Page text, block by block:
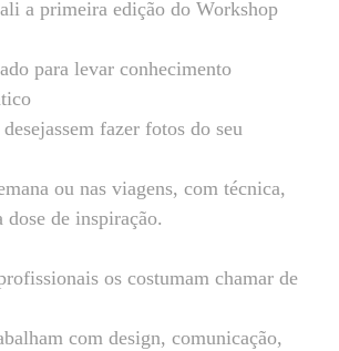
a primeira edição do Workshop
para levar conhecimento
fazer fotos do seu
ou nas viagens, com técnica,
dose de inspiração.
os costumam chamar de
com design, comunicação,